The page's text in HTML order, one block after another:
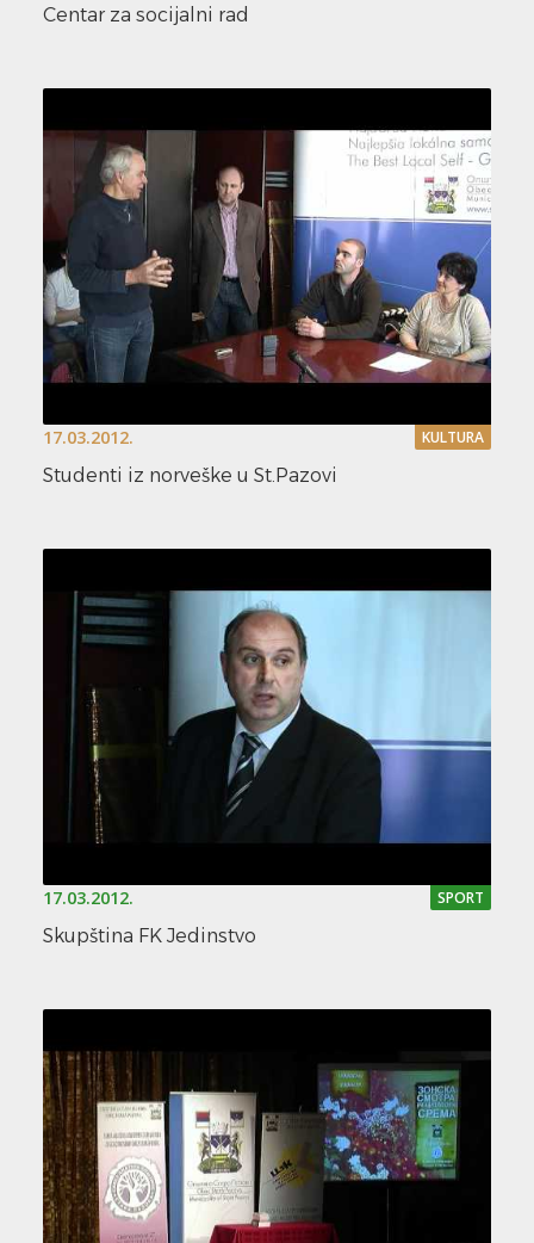
Centar za socijalni rad
17.03.2012. KULTURA
Studenti iz norveške u St.Pazovi
17.03.2012. SPORT
Skupština FK Jedinstvo